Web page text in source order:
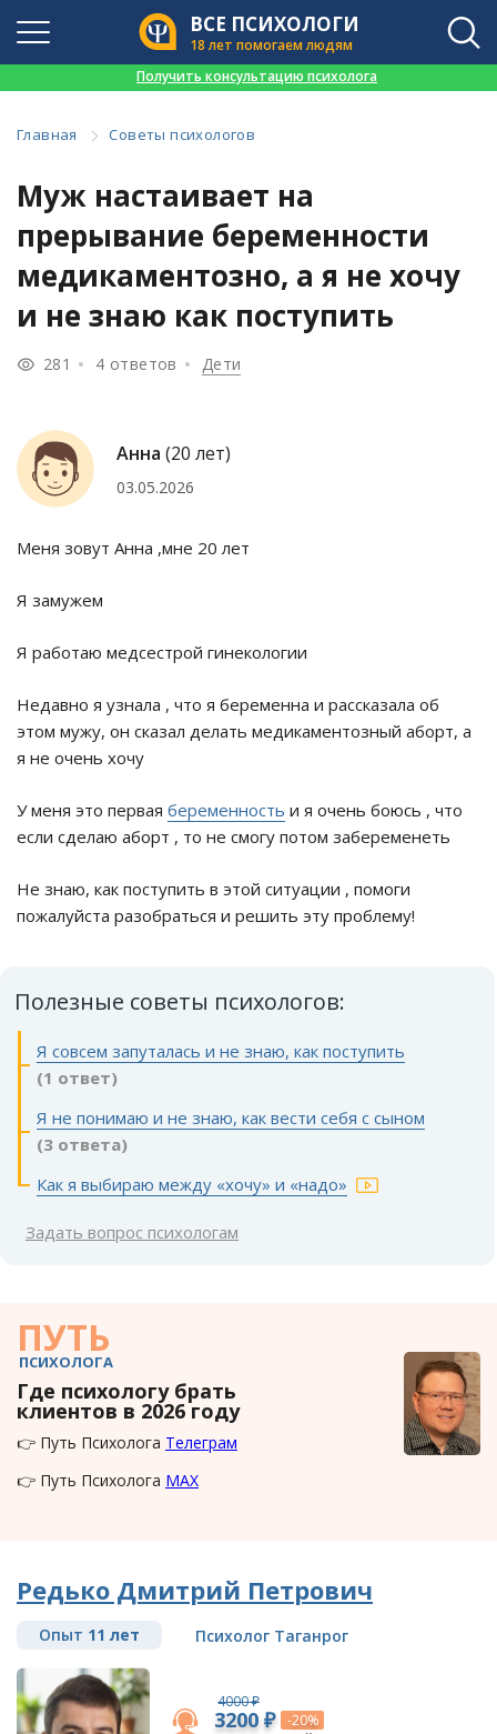
ВСЕ ПСИХОЛОГИ
18 лет помогаем людям
Получить консультацию психолога
Главная Советы психологов
Муж настаивает на
прерывание беременности
медикаментозно, а я не хочу
и не знаю как поступить
281 4 ответов Дети
Анна (20 лет)
03.05.2026
Меня зовут Анна ,мне 20 лет
Я замужем
Я работаю медсестрой гинекологии
Недавно я узнала , что я беременна и рассказала об
этом мужу, он сказал делать медикаментозный аборт, а
я не очень хочу
У меня это первая беременность и я очень боюсь , что
если сделаю аборт , то не смогу потом забеременеть
Не знаю, как поступить в этой ситуации , помоги
пожалуйста разобраться и решить эту проблему!
Полезные советы психологов:
Я совсем запуталась и не знаю, как поступить
(1 ответ)
Я не понимаю и не знаю, как вести себя с сыном
(3 ответа)
Как я выбираю между «хочу» и «надо»
Задать вопрос психологам
ПУТЬ
ПСИХОЛОГА
Где психологу брать
клиентов в 2026 году
👉 Путь Психолога Телеграм
👉 Путь Психолога MAX
Редько Дмитрий Петрович
Опыт 11 лет Психолог Таганрог
4000 ₽
3200 ₽ -20%